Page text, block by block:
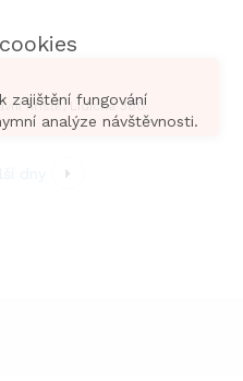
hřiště, Lidická 360
dny
zajištění fungování
analýze návštěvnosti.